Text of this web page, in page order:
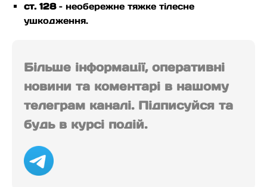
ст. 128– необережне тяжке тілесне
ушкодження.
Більше інформації, оперативні
новини та коментарі в нашому
телеграм каналі. Підписуйся та
будь в курсі подій.